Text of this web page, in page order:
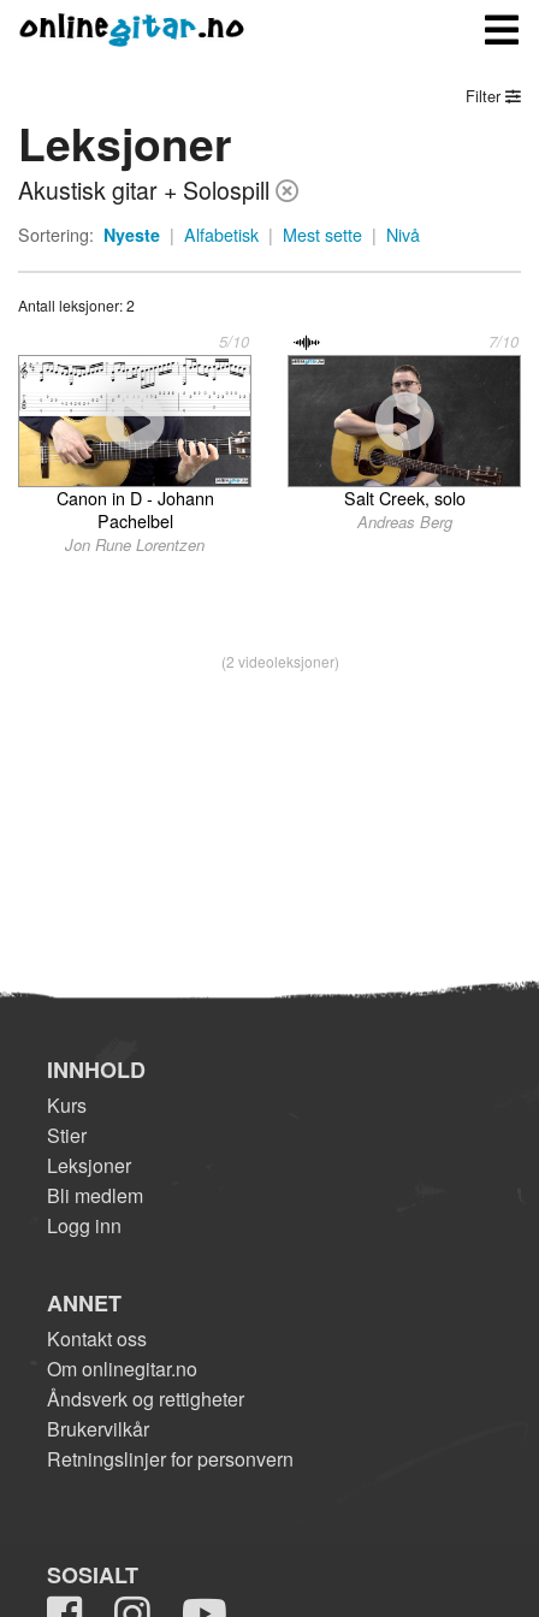
Meny
Logg inn
Kontakt oss
Om onlinegitar.no
Filter
Leksjoner
Akustisk gitar + Solospill
Sortering: Nyeste | Alfabetisk | Mest sette | Nivå
Antall leksjoner: 2
5/10
Canon in D - Johann
Pachelbel
Jon Rune Lorentzen
7/10
Salt Creek, solo
Andreas Berg
(2 videoleksjoner)
INNHOLD
Kurs
Stier
Leksjoner
Bli medlem
Logg inn
ANNET
Kontakt oss
Om onlinegitar.no
Åndsverk og rettigheter
Brukervilkår
Retningslinjer for personvern
SOSIALT